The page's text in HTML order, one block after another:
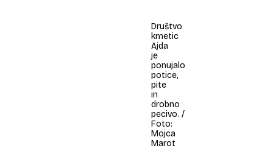
Društvo
kmetic
Ajda
je
ponujalo
potice,
pite
in
drobno
pecivo. /
Foto:
Mojca
Marot